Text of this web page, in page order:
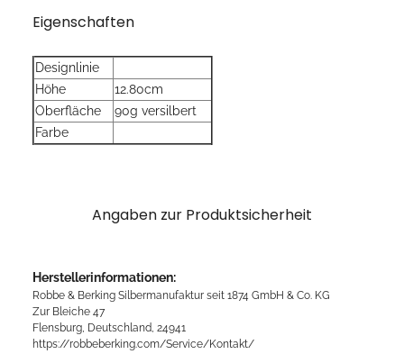
Eigenschaften
Designlinie
Höhe
12.80cm
Oberfläche
90g versilbert
Farbe
Angaben zur Produktsicherheit
Herstellerinformationen:
Robbe & Berking Silbermanufaktur seit 1874 GmbH & Co. KG
Zur Bleiche 47
Flensburg, Deutschland, 24941
https://robbeberking.com/Service/Kontakt/